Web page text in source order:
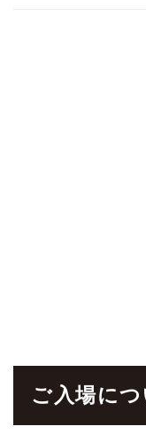
ご入場につ